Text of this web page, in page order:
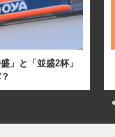
」と「並盛2杯」